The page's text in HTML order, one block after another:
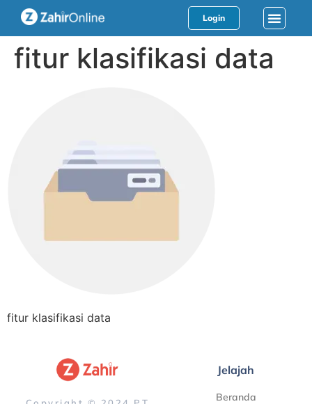
Login
fitur klasifikasi data
fitur klasifikasi data
Jelajah
Beranda